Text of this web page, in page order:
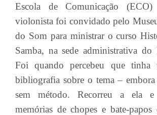
Escola de Comunicação
violonista foi convidado pelo
do Som para ministrar o curso
Samba, na sede administrativa
Foi quando percebeu que tinha
bibliografia sobre o tema –
sem método. Recorreu a ela e
memórias de chopes e bate-